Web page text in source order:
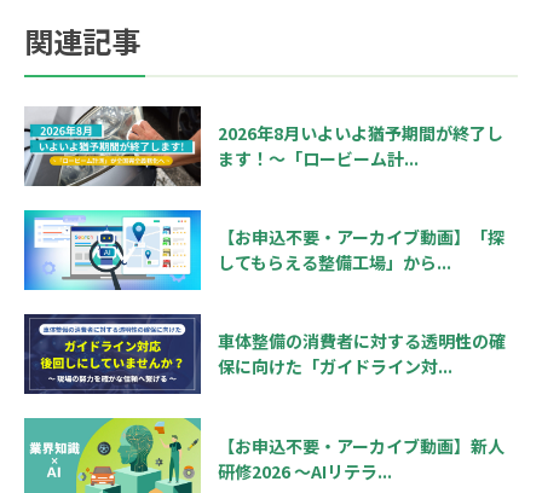
関連記事
2026年8月いよいよ猶予期間が終了し
ます！～「ロービーム計...
【お申込不要・アーカイブ動画】「探
してもらえる整備工場」から...
車体整備の消費者に対する透明性の確
保に向けた「ガイドライン対...
【お申込不要・アーカイブ動画】新人
研修2026 ～AIリテラ...